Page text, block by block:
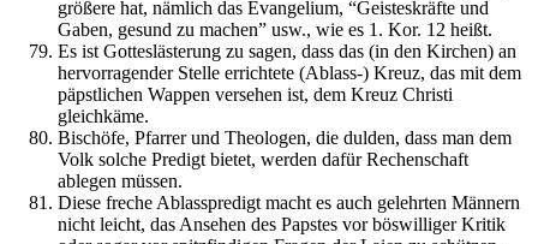
größere hat, nämlich das Evangelium, “Geisteskräfte und
Gaben, gesund zu machen” usw., wie es 1. Kor. 12 heißt.
Es ist Gotteslästerung zu sagen, dass das (in den Kirchen) an
hervorragender Stelle errichtete (Ablass-) Kreuz, das mit dem
päpstlichen Wappen versehen ist, dem Kreuz Christi
gleichkäme.
Bischöfe, Pfarrer und Theologen, die dulden, dass man dem
Volk solche Predigt bietet, werden dafür Rechenschaft
ablegen müssen.
Diese freche Ablasspredigt macht es auch gelehrten Männern
nicht leicht, das Ansehen des Papstes vor böswilliger Kritik